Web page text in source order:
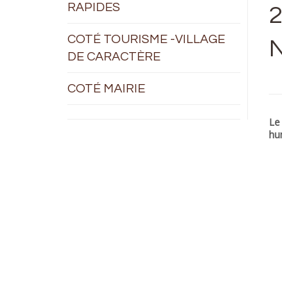
RAPIDES
COTÉ TOURISME -VILLAGE
DE CARACTÈRE
COTÉ MAIRIE